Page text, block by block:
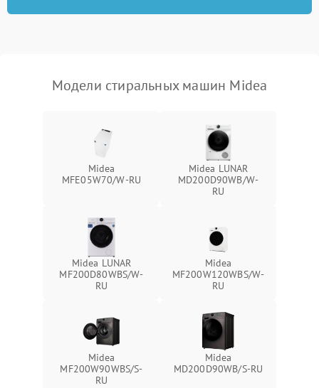
Модели стиральных машин Midea
Midea
MFE05W70/W-RU
Midea LUNAR
MD200D90WB/W-
RU
Midea LUNAR
MF200D80WBS/W-
RU
Midea
MF200W120WBS/W-
RU
Midea
MF200W90WBS/S-
RU
Midea
MD200D90WB/S-RU